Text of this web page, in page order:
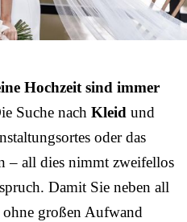
Hochzeit sind immer
Suche nach Kleid und
oder das
– all dies nimmt zweifellos
Damit Sie neben all
ohne großen Aufwand